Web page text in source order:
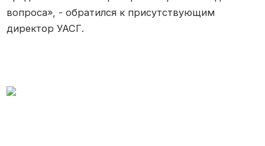
вопроса», - обратился к присутствующим
директор УАСГ.